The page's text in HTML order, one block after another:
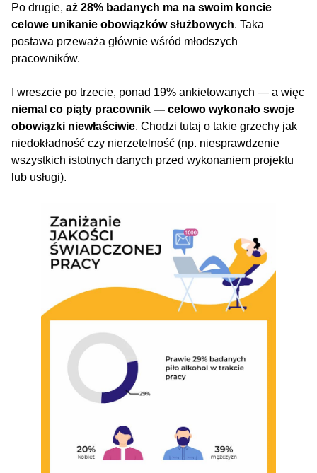
Po drugie, aż 28% badanych ma na swoim koncie
celowe unikanie obowiązków służbowych. Taka
postawa przeważa głównie wśród młodszych
pracowników.
I wreszcie po trzecie, ponad 19% ankietowanych — a więc
niemal co piąty pracownik — celowo wykonało swoje
obowiązki niewłaściwie. Chodzi tutaj o takie grzechy jak
niedokładność czy nierzetelność (np. niesprawdzenie
wszystkich istotnych danych przed wykonaniem projektu
lub usługi).